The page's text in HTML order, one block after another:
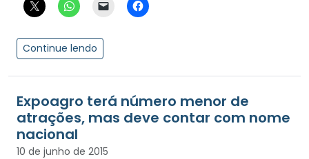
Continue lendo
Expoagro terá número menor de
atrações, mas deve contar com nome
nacional
10 de junho de 2015